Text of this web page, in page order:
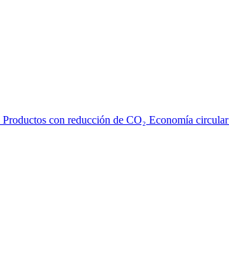
Productos con reducción de CO₂ Economía circular